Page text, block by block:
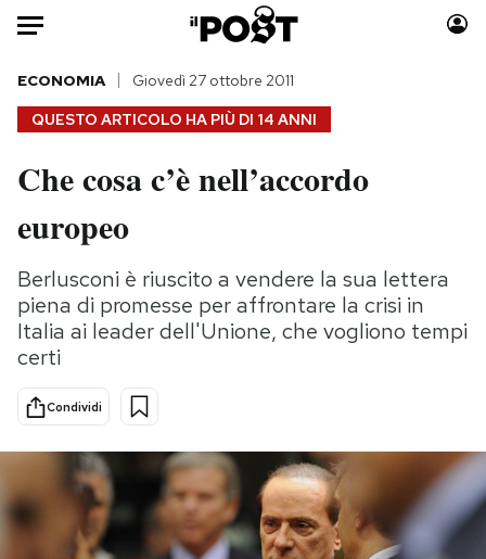
Auto
HOME
Italia
Politica
Tecnologia
Internet
Scienza
Economia
Moda
Storie/Idee
Ok Boomer!
Media
PODCAST
QUESTO ARTICOLO HA PIÙ DI 14 ANNI
ECONOMIA Giovedì 27 ottobre 2011
Che cosa c’è nell’accordo
europeo
Berlusconi è riuscito a vendere la sua lettera
piena di promesse per affrontare la crisi in
Italia ai leader dell'Unione, che vogliono tempi
certi
Condividi